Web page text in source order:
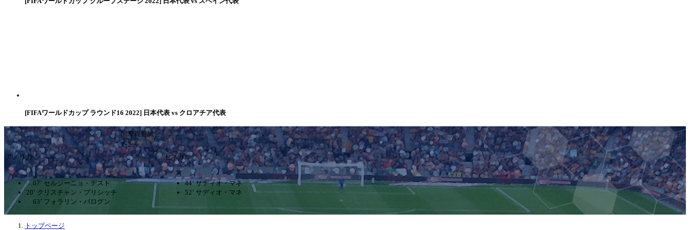
[FIFAワールドカップ ラウンド16 2022] 日本代表 vs クロアチア代表
国際親善試合
3ｰ2
アメリカ
セネガル
07’ セルジーニョ・デスト
20’ クリスチャン・プリシッチ
63’ フォラリン・バログン
44’ サディオ・マネ
52’ サディオ・マネ
トップページ